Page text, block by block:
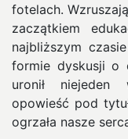
fotelach.
zaczątkiem
najbliższym
formie dyskusji o
uronił
opowieść pod
ogrzała nasze